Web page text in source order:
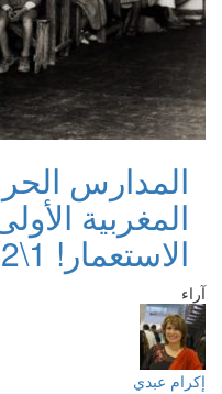
المدارس
المغربية
الاستعمار! 1\2
آراء
إكرام عبدي